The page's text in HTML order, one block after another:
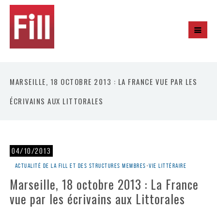
MARSEILLE, 18 OCTOBRE 2013 : LA FRANCE VUE PAR LES
ÉCRIVAINS AUX LITTORALES
04/10/2013
Actualité de la Fill et des structures membres •Vie littéraire
Marseille, 18 octobre 2013 : La France
vue par les écrivains aux Littorales